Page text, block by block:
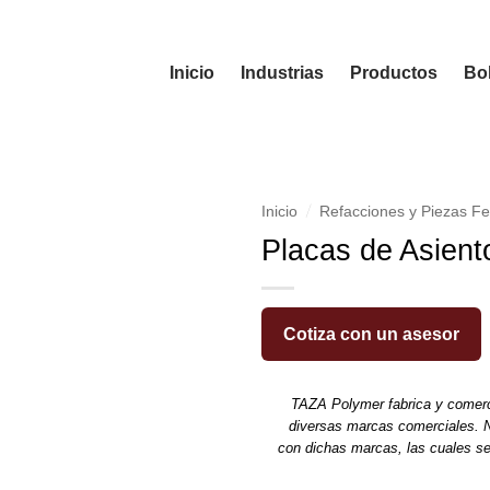
Inicio Industrias Productos
Inicio Refacciones y Piezas
Placas de
Cotiza con un asesor
TAZA Polymer fabrica y
diversas marcas comerciales.
con dichas marcas, las cuales